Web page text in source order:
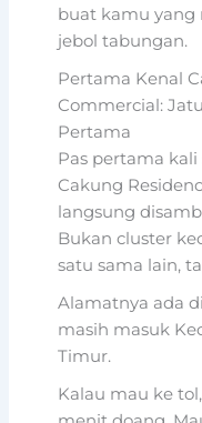
buat kamu yang
jebol tabungan.
Pertama Kenal
Commercial:
Pertama
Pas pertama kali
Cakung
langsung
Bukan cluster
satu sama lain,
Alamatnya ada
masih masuk
Timur.
Kalau mau ke